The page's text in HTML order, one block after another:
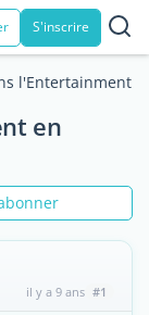
S'inscrire
l'Entertainment
en
il y a 9 ans #1